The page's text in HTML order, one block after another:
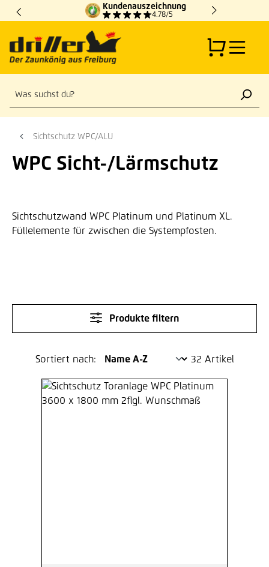
Zum Hauptinhalt springen
Kundenauszeichnung
4.78/5
Sichtschutz WPC/ALU
WPC Sicht-/Lärmschutz
Sichtschutzwand WPC Platinum und Platinum XL.
Füllelemente für zwischen die Systempfosten.
Produkte filtern
Sortiert nach: 32 Artikel